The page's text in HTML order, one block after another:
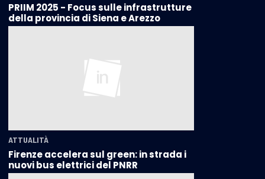
PRIIM 2025 - Focus sulle infrastrutture
della provincia di Siena e Arezzo
ATTUALITÀ
Firenze accelera sul green: in strada i
nuovi bus elettrici del PNRR